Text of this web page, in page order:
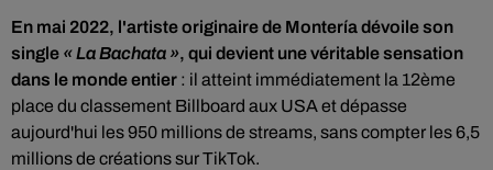
En mai 2022, l'artiste originaire de Montería dévoile son
single « La Bachata », qui devient une véritable sensation
dans le monde entier : il atteint immédiatement la 12ème
place du classement Billboard aux USA et dépasse
aujourd'hui les 950 millions de streams, sans compter les 6,5
millions de créations sur TikTok.